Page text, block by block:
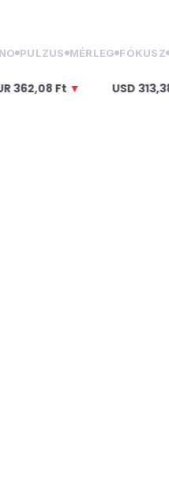
PULZUS MÉRLEG FÓKUSZ
▼ USD313,38 Ft▼